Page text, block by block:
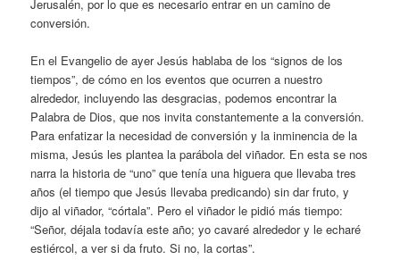
Jerusalén, por lo que es necesario entrar en un camino de
conversión.
En el Evangelio de ayer Jesús hablaba de los “signos de los
tiempos”, de cómo en los eventos que ocurren a nuestro
alrededor, incluyendo las desgracias, podemos encontrar la
Palabra de Dios, que nos invita constantemente a la conversión.
Para enfatizar la necesidad de conversión y la inminencia de la
misma, Jesús les plantea la parábola del viñador. En esta se nos
narra la historia de “uno” que tenía una higuera que llevaba tres
años (el tiempo que Jesús llevaba predicando) sin dar fruto, y
dijo al viñador, “córtala”. Pero el viñador le pidió más tiempo:
“Señor, déjala todavía este año; yo cavaré alrededor y le echaré
estiércol, a ver si da fruto. Si no, la cortas”.